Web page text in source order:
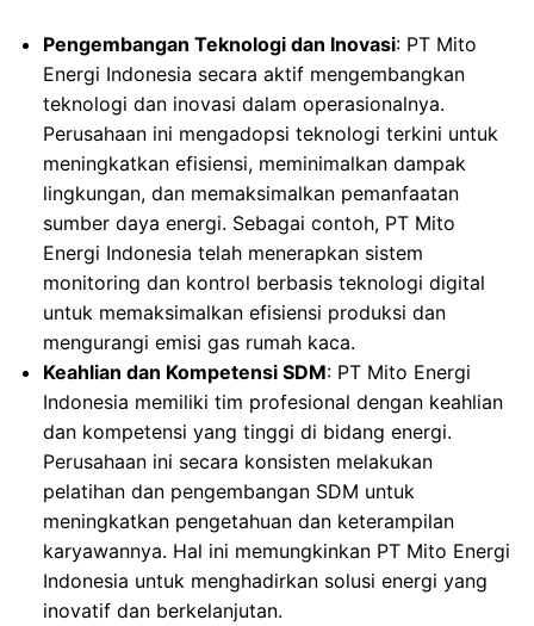
Pengembangan Teknologi dan Inovasi: PT Mito
Energi Indonesia secara aktif mengembangkan
teknologi dan inovasi dalam operasionalnya.
Perusahaan ini mengadopsi teknologi terkini untuk
meningkatkan efisiensi, meminimalkan dampak
lingkungan, dan memaksimalkan pemanfaatan
sumber daya energi. Sebagai contoh, PT Mito
Energi Indonesia telah menerapkan sistem
monitoring dan kontrol berbasis teknologi digital
untuk memaksimalkan efisiensi produksi dan
mengurangi emisi gas rumah kaca.
Keahlian dan Kompetensi SDM: PT Mito Energi
Indonesia memiliki tim profesional dengan keahlian
dan kompetensi yang tinggi di bidang energi.
Perusahaan ini secara konsisten melakukan
pelatihan dan pengembangan SDM untuk
meningkatkan pengetahuan dan keterampilan
karyawannya. Hal ini memungkinkan PT Mito Energi
Indonesia untuk menghadirkan solusi energi yang
inovatif dan berkelanjutan.